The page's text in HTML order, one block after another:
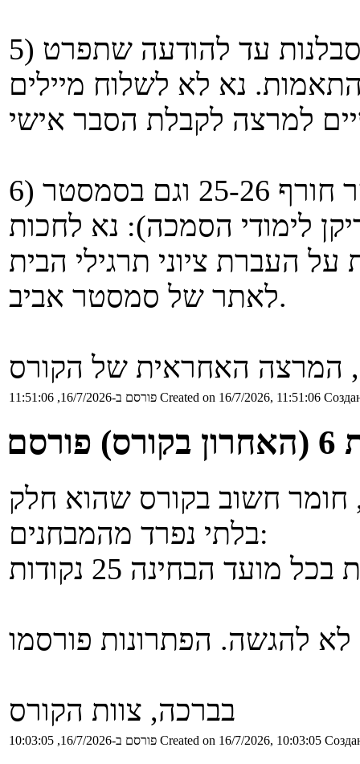
5) משרתי מילואים: נא לחכות בסבלנות עד להודעה שתפרט
נא לא לשלוח מיילים
6) לסטודנטים שרשומים גם בסמסטר חורף 25-26 וגם בסמסטר
מדיקן לימודי הסמכה): נא לחכות
העברת ציוני תרגילי הבית
לאתר של סמסטר אביב.
המרצה האחראית של הקורס
פורסם ב-16/7/2026, 11:51:06 Created on 16/7/2026, 11:51:06
רקורסיה, חומר חשוב בקורס שהוא חלק
בלתי נפרד מהמבחנים:
בברכה, צוות הקורס
פורסם ב-16/7/2026, 10:03:05 Created on 16/7/2026, 10:03:05